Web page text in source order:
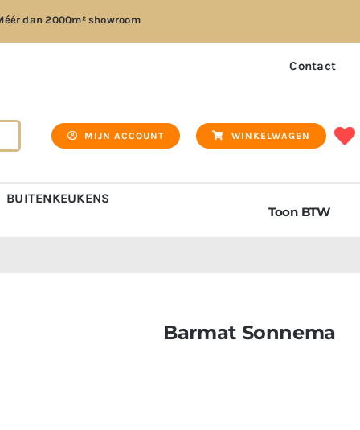
dan 2000m² showroom
Contact
MIJN ACCOUNT WINKELWAGEN
BUITENKEUKENS
Toon BTW
Barmat Sonnema